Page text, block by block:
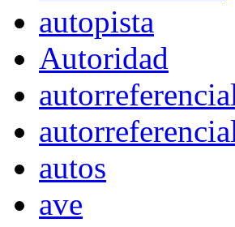
autopista
Autoridad
autos
ave